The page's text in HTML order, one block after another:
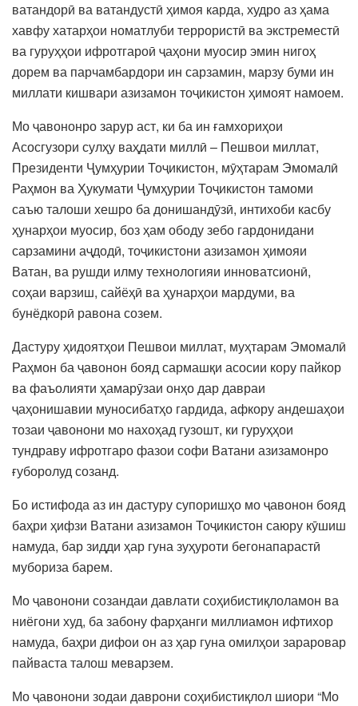
ватандорӣ ва ватандустӣ ҳимоя карда, худро аз ҳама
хавфу хатарҳои номатлуби террористӣ ва экстреместӣ
ва гуруҳҳои ифротгароӣ ҷаҳони муосир эмин нигоҳ
дорем ва парчамбардори ин сарзамин, марзу буми ин
миллати кишвари азизамон тоҷикистон ҳимоят намоем.
Мо ҷавононро зарур аст, ки ба ин ғамхориҳои
Асосгузори сулҳу ваҳдати миллӣ – Пешвои миллат,
Президенти Ҷумҳурии Тоҷикистон, мӯҳтарам Эмомалӣ
Раҳмон ва Ҳукумати Ҷумҳурии Тоҷикистон тамоми
саъю талоши хешро ба донишандӯзӣ, интихоби касбу
ҳунарҳои муосир, боз ҳам ободу зебо гардонидани
сарзамини аҷдодӣ, тоҷикистони азизамон ҳимояи
Ватан, ва рушди илму технологияи инноватсионӣ,
соҳаи варзиш, сайёҳӣ ва ҳунарҳои мардуми, ва
бунёдкорӣ равона созем.
Дастуру ҳидоятҳои Пешвои миллат, муҳтарам Эмомалӣ
Раҳмон ба ҷавонон бояд сармашқи асосии кору пайкор
ва фаъолияти ҳамарӯзаи онҳо дар давраи
ҷаҳонишавии муносибатҳо гардида, афкору андешаҳои
тозаи ҷавонони мо нахоҳад гузошт, ки гуруҳҳои
тундраву ифротгаро фазои софи Ватани азизамонро
ғуборолуд созанд.
Бо истифода аз ин дастуру супоришҳо мо ҷавонон бояд
баҳри ҳифзи Ватани азизамон Тоҷикистон саюру кӯшиш
намуда, бар зидди ҳар гуна зуҳуроти бегонапарастӣ
мубориза барем.
Мо ҷавонони созандаи давлати соҳибистиқлоламон ва
ниёгони худ, ба забону фарҳанги миллиамон ифтихор
намуда, баҳри дифои он аз ҳар гуна омилҳои зараровар
пайваста талош меварзем.
Мо ҷавонони зодаи даврони соҳибистиқлол шиори “Мо